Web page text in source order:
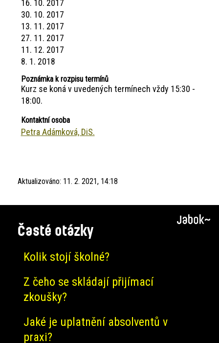
16. 10. 2017
30. 10. 2017
13. 11. 2017
27. 11. 2017
11. 12. 2017
8. 1. 2018
Poznámka k rozpisu termínů
Kurz se koná v uvedených termínech vždy 15:30 -
18:00.
Kontaktní osoba
Petra Adámková, DiS.
Aktualizováno: 11. 2. 2021, 14:18
Časté otázky
Kolik stojí školné?
Z čeho se skládají přijímací
zkoušky?
Jaké je uplatnění absolventů v
praxi?